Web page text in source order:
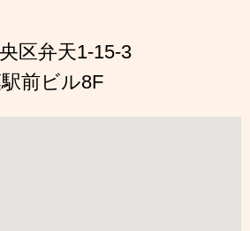
区弁天1-15-3
前ビル8F